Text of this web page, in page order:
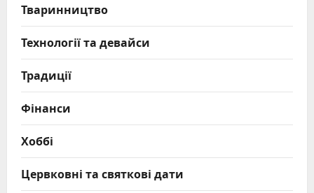
Тваринництво
Технології та девайси
Традиції
Фінанси
Хоббі
Цервковні та святкові дати